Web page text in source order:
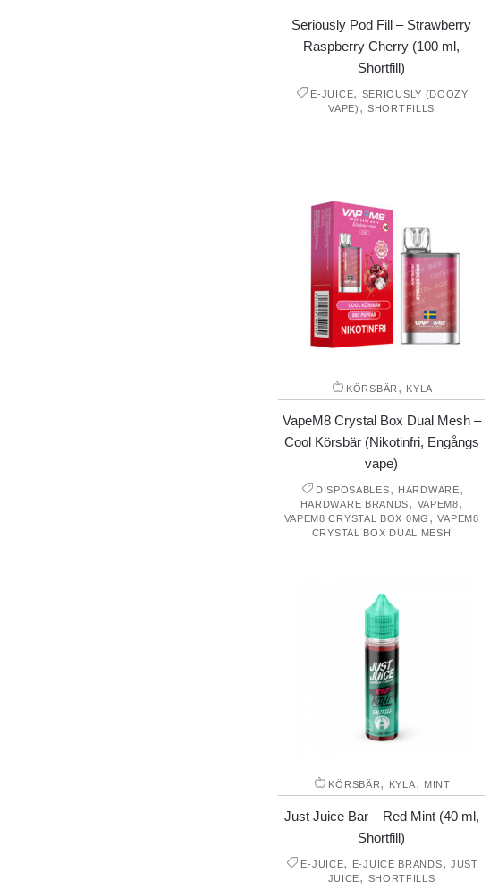
Seriously Pod Fill – Strawberry
Raspberry Cherry (100 ml,
Shortfill)
E-JUICE, SERIOUSLY (DOOZY
VAPE) ,SHORTFILLS
KÖRSBÄR , KYLA
VapeM8 Crystal Box Dual Mesh –
Cool Körsbär (Nikotinfri, Engångs
vape)
DISPOSABLES, HARDWARE,
HARDWARE BRANDS, VAPEM8,
VAPEM8 CRYSTAL BOX 0MG ,VAPEM8
CRYSTAL BOX DUAL MESH
KÖRSBÄR, KYLA, MINT
Just Juice Bar – Red Mint (40 ml,
Shortfill)
E-JUICE, E-JUICE BRANDS, JUST
JUICE, SHORTFILLS